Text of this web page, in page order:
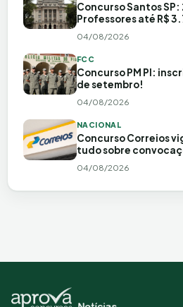
Concurso Santos SP:
Professores até R$
04/08/2026
FCC
Concurso PM PI:
de setembro!
04/08/2026
NACIONAL
Concurso Correios
tudo sobre
04/08/2026